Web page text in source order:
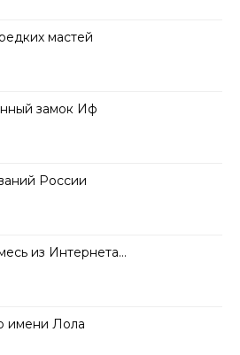
мастей
замок Иф
России
из Интернета…
имени Лола